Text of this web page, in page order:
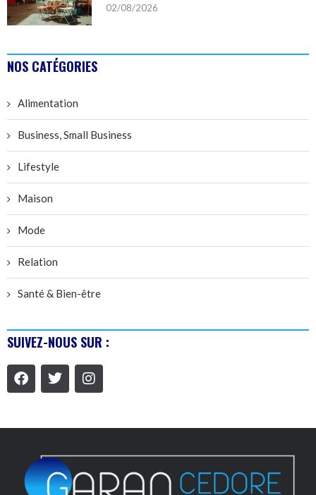
02/08/2026
NOS CATÉGORIES
Alimentation
Business, Small Business
Lifestyle
Maison
Mode
Relation
Santé & Bien-être
SUIVEZ-NOUS SUR :